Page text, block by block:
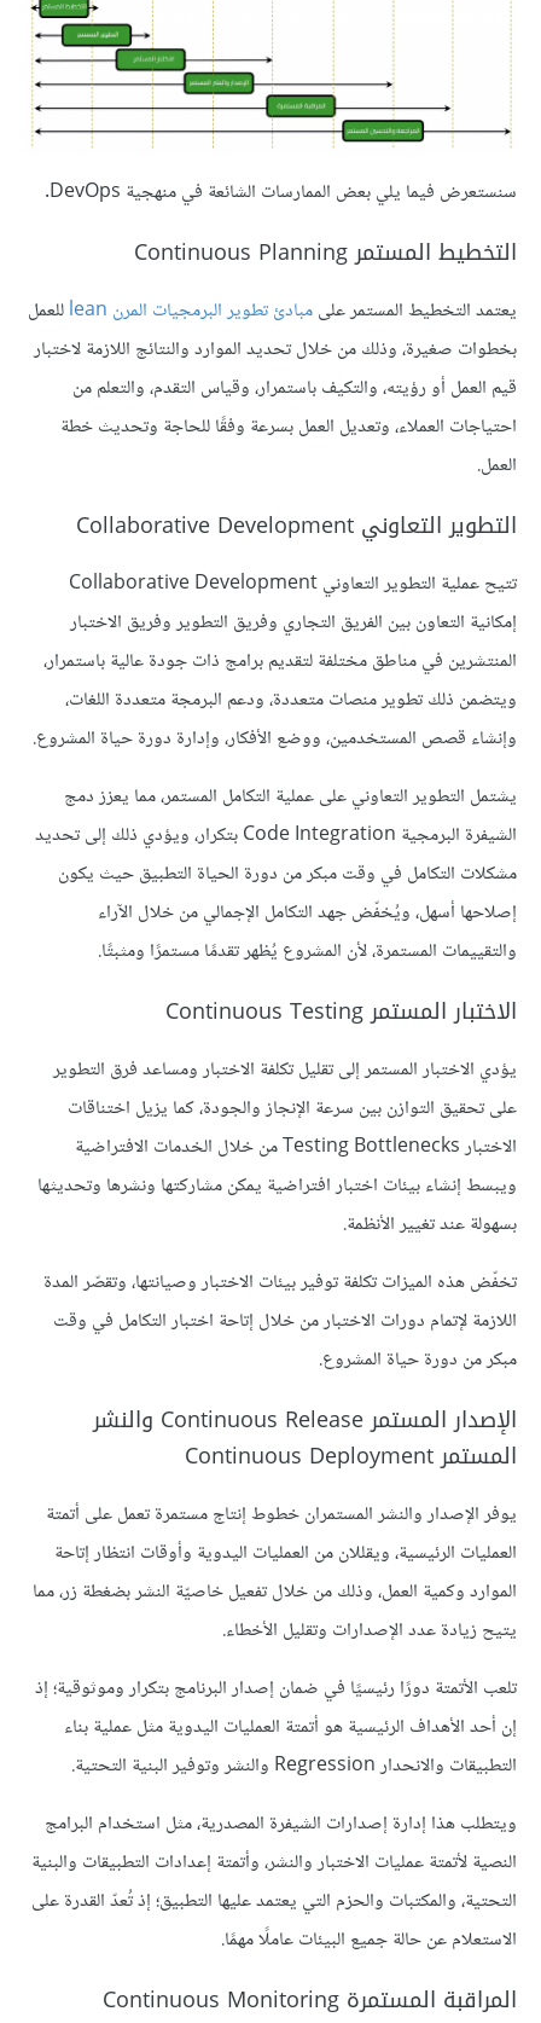
سنستعرض فيما يلي بعض الممارسات الشائعة في منهجية DevOps.
التخطيط المستمر Continuous Planning
يعتمد التخطيط المستمر علىمبادئ تطوير البرمجيات المرن lean
للعمل
بخطوات صغيرة، وذلك من خلال تحديد الموارد والنتائج اللازمة لاختبار
قيم العمل أو رؤيته، والتكيف باستمرار، وقياس التقدم، والتعلم من
احتياجات العملاء، وتعديل العمل بسرعة وفقًا للحاجة وتحديث خطة
العمل.
التطوير التعاوني Collaborative Development
تتيح عملية التطوير التعاوني Collaborative Development
إمكانية التعاون بين الفريق التجاري وفريق التطوير وفريق الاختبار
المنتشرين في مناطق مختلفة لتقديم برامج ذات جودة عالية باستمرار،
ويتضمن ذلك تطوير منصات متعددة، ودعم البرمجة متعددة اللغات،
وإنشاء قصص المستخدمين، ووضع الأفكار، وإدارة دورة حياة المشروع.
يشتمل التطوير التعاوني على عملية التكامل المستمر، مما يعزز دمج
الشيفرة البرمجية Code Integration بتكرار، ويؤدي ذلك إلى تحديد
مشكلات التكامل في وقت مبكر من دورة الحياة التطبيق حيث يكون
إصلاحها أسهل، ويُخفّض جهد التكامل الإجمالي من خلال الآراء
والتقييمات المستمرة، لأن المشروع يُظهر تقدمًا مستمرًا ومثبتًا.
الاختبار المستمر Continuous Testing
يؤدي الاختبار المستمر إلى تقليل تكلفة الاختبار ومساعد فرق التطوير
على تحقيق التوازن بين سرعة الإنجاز والجودة، كما يزيل اختناقات
الاختبار Testing Bottlenecks من خلال الخدمات الافتراضية
ويبسط إنشاء بيئات اختبار افتراضية يمكن مشاركتها ونشرها وتحديثها
بسهولة عند تغيير الأنظمة.
تخفّض هذه الميزات تكلفة توفير بيئات الاختبار وصيانتها، وتقصّر المدة
اللازمة لإتمام دورات الاختبار من خلال إتاحة اختبار التكامل في وقت
مبكر من دورة حياة المشروع.
الإصدار المستمر Continuous Release والنشر
المستمر Continuous Deployment
يوفر الإصدار والنشر المستمران خطوط إنتاج مستمرة تعمل على أتمتة
العمليات الرئيسية، ويقللان من العمليات اليدوية وأوقات انتظار إتاحة
الموارد وكمية العمل، وذلك من خلال تفعيل خاصيّة النشر بضغطة زر، مما
يتيح زيادة عدد الإصدارات وتقليل الأخطاء.
تلعب الأتمتة دورًا رئيسيًا في ضمان إصدار البرنامج بتكرار وموثوقية؛ إذ
إن أحد الأهداف الرئيسية هو أتمتة العمليات اليدوية مثل عملية بناء
التطبيقات والانحدار Regression والنشر وتوفير البنية التحتية.
ويتطلب هذا إدارة إصدارات الشيفرة المصدرية، مثل استخدام البرامج
النصية لأتمتة عمليات الاختبار والنشر، وأتمتة إعدادات التطبيقات والبنية
التحتية، والمكتبات والحزم التي يعتمد عليها التطبيق؛ إذ تُعدّ القدرة على
الاستعلام عن حالة جميع البيئات عاملًا مهمًا.
المراقبة المستمرة Continuous Monitoring